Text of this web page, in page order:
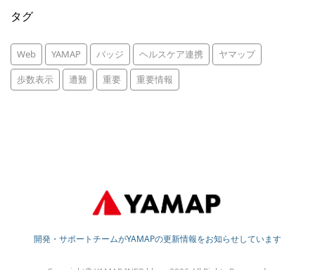
タグ
Web YAMAP バッジ ヘルスケア連携
ヤマップ
歩数表示
遭難 重要 重要情報
開発・サポートチームがYAMAPの更新情報をお知らせしています